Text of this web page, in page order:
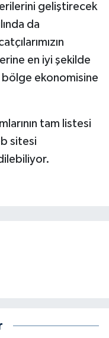
geliştirecek
da
en iyi şekilde
bölge ekonomisine
tam listesi
sitesi